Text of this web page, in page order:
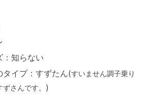
：知らない
タイプ：すずたん(すいません調子乗り
さんです。 )